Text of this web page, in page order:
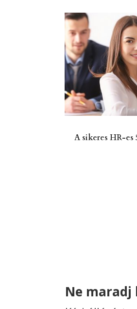
A sikeres HR-es
Ne maradj